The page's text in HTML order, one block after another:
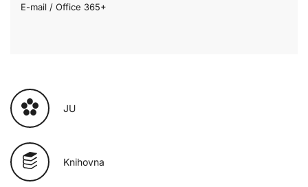
E-mail / Office 365+
JU
Knihovna